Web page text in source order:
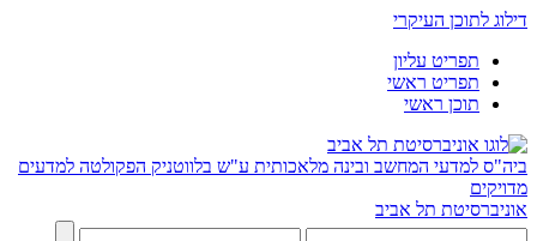
דילוג לתוכן העיקרי
תפריט עליון
תפריט ראשי
תוכן ראשי
ביה"ס למדעי המחשב ובינה מלאכותית ע"ש בלווטניק הפקולטה למדעים
מדויקים
אוניברסיטת תל אביב